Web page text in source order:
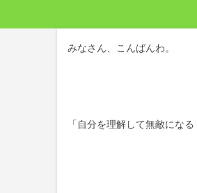
みなさん、こんばんわ。
「自分を理解して無敵にな